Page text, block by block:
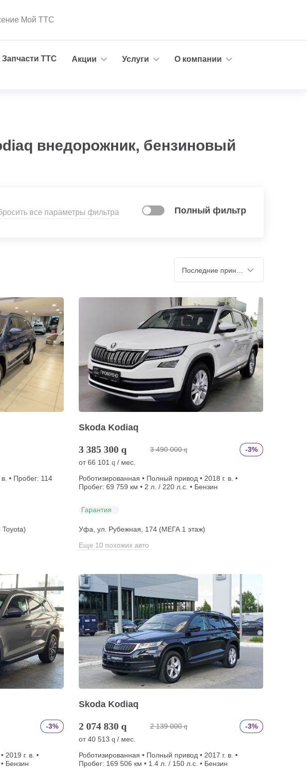
Мой ТТС
Запчасти ТТС Акции Услуги
О компании
внедорожник, бензиновый
все параметры фильтра Полный фильтр
• Пробег: 114
Skoda Kodiaq
3 385 300 q 3 490 000 q
-3%
от66 101 q / мес.
Роботизированная • Полный привод • 2018 г. в. •
Пробег: 69 759 км • 2 л. / 220 л.с. • Бензин
Гарантия
Уфа, ул. Рубежная, 174 (МЕГА 1 этаж)
Еще 10 похожих авто
-3%
2019 г. в. •
Бензин
Skoda Kodiaq
2 074 830 q 2 139 000 q
-3%
от40 513 q / мес.
Роботизированная • Полный привод • 2017 г. в. •
Пробег: 169 506 км • 1.4 л. / 150 л.с. • Бензин